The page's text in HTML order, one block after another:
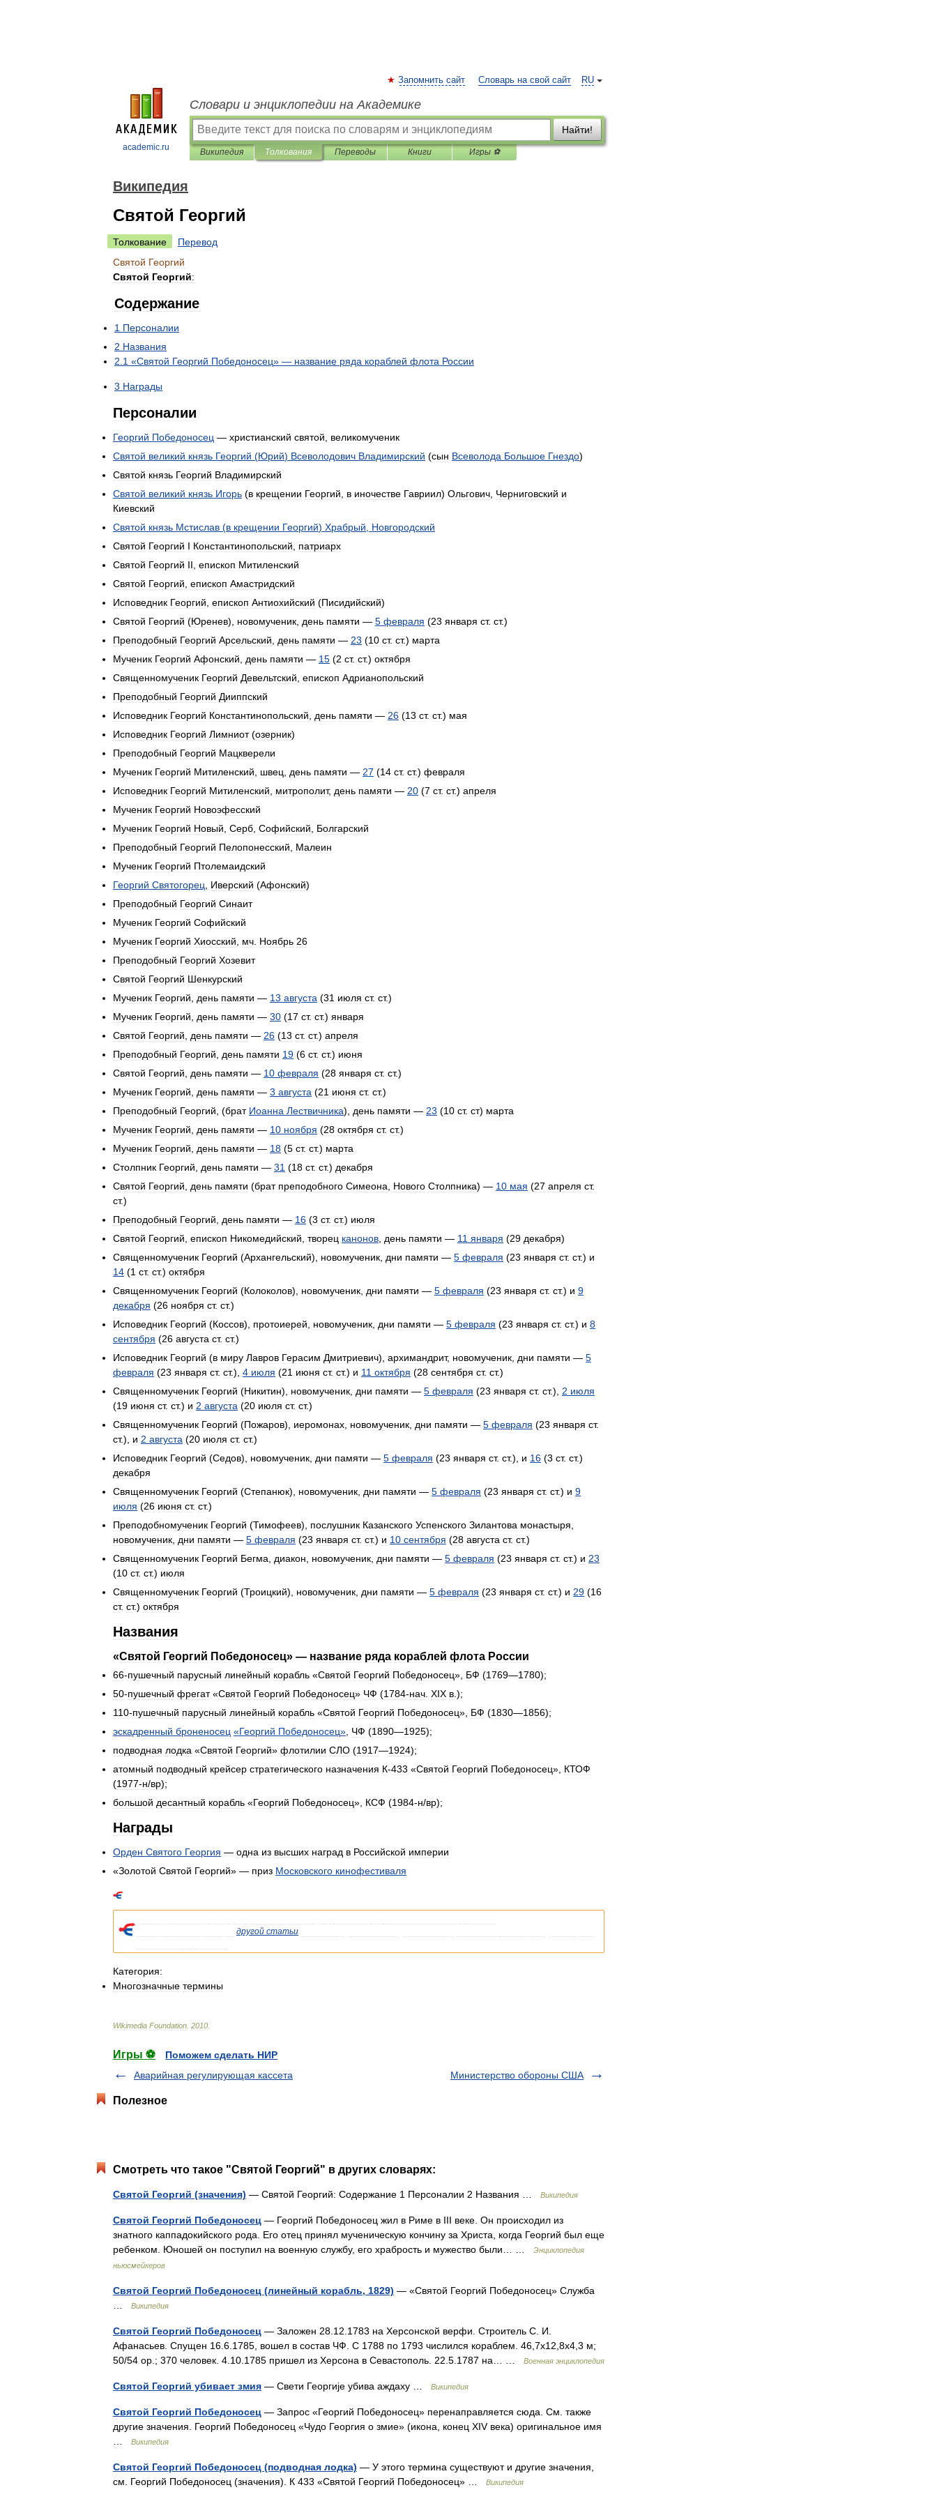
academic.ru
RU
Запомнить сайт Словарь на свой сайт
Словари и энциклопедии на Академике
Найти!
Википедия Толкования Переводы Книги Игры ⚽
Википедия
Святой Георгий
Толкование
Перевод
Святой Георгий
Святой Георгий:
Содержание
1 Персоналии
2 Названия
2 1 «Святой Георгий Победоносец» — название ряда кораблей флота России
3 Награды
Персоналии
Георгий Победоносец — христианский святой
великомученик
Святой великий князь Георгий (Юрий) Всеволодович Владимирский (сын Всеволода Большое Гнездо)
Святой князь Георгий Владимирский
Святой великий князь Игорь (в крещении Георгий в иночестве Гавриил) Ольгович Черниговский и
Киевский
Святой князь Мстислав (в крещении Георгий) Храбрый
Новгородский
Святой Георгий I Константинопольский
патриарх
Святой Георгий II епископ Митиленский
Святой Георгий епископ Амастридский
Исповедник Георгий епископ Антиохийский (Писидийский)
Святой Георгий (Юренев), новомученик день памяти — 5 февраля (23 января ст. ст.)
Преподобный Георгий Арсельский день памяти — 23 (10 ст. ст.) марта
Мученик Георгий Афонский день памяти — 15 (2 ст. ст.) октября
Священномученик Георгий Девельтский епископ Адрианопольский
Преподобный Георгий Дииппский
Исповедник Георгий Константинопольский день памяти — 26 (13 ст. ст.) мая
Исповедник Георгий Лимниот(озерник)
Преподобный Георгий Мацкверели
Мученик Георгий Митиленский швец день памяти — 27 (14 ст. ст.) февраля
Исповедник Георгий Митиленский митрополит, день памяти — 20 (7 ст. ст.) апреля
Мученик Георгий Новоэфесский
Мученик Георгий Новый Серб Софийский
Болгарский
Преподобный Георгий Пелопонесский
Малеин
Мученик Георгий Птолемаидский
Георгий Святогорец Иверский (Афонский)
Преподобный Георгий Синаит
Мученик Георгий Софийский
Мученик Георгий Хиосский мч Ноябрь 26
Преподобный Георгий Хозевит
Святой Георгий Шенкурский
Мученик Георгий день памяти — 13 августа (31 июля ст. ст.)
Мученик Георгий день памяти — 30 (17 ст. ст.) января
Святой Георгий день памяти — 26 (13 ст. ст.) апреля
Преподобный Георгий день памяти 19 (6 ст. ст.) июня
Святой Георгий день памяти — 10 февраля (28 января ст. ст.)
Мученик Георгий день памяти — 3 августа (21 июня ст. ст.)
Преподобный Георгий , (брат Иоанна Лествичника), день памяти — 23 (10 ст. ст) марта
Мученик Георгий день памяти — 10 ноября (28 октября ст. ст.)
Мученик Георгий день памяти — 18 (5 ст. ст.) марта
Столпник Георгий день памяти — 31 (18 ст. ст.) декабря
Святой Георгий день памяти (брат преподобного Симеона Нового Столпника) — 10 мая (27 апреля ст.
ст.)
Преподобный Георгий день памяти — 16 (3 ст. ст.) июля
Святой Георгий епископ Никомедийский творец канонов день памяти — 11 января (29 декабря)
Священномученик Георгий (Архангельский), новомученик дни памяти — 5 февраля (23 января ст. ст.) и
14 (1 ст. ст.) октября
Священномученик Георгий (Колоколов), новомученик дни памяти — 5 февраля (23 января ст. ст.) и 9
декабря (26 ноября ст. ст.)
Исповедник Георгий (Коссов), протоиерей новомученик дни памяти — 5 февраля (23 января ст. ст.) и 8
сентября (26 августа ст. ст.)
Исповедник Георгий (в миру Лавров Герасим Дмитриевич), архимандрит, новомученик дни памяти — 5
февраля (23 января ст. ст.), 4 июля (21 июня ст. ст.) и 11 октября (28 сентября ст. ст.)
Священномученик Георгий (Никитин), новомученик дни памяти — 5 февраля (23 января ст. ст.), 2 июля
(19 июня ст. ст.) и 2 августа (20 июля ст. ст.)
Священномученик Георгий (Пожаров), иеромонах новомученик дни памяти — 5 февраля (23 января ст.
ст.), и 2 августа (20 июля ст. ст.)
Исповедник Георгий (Седов), новомученик дни памяти — 5 февраля (23 января ст. ст.), и 16 (3 ст. ст.)
декабря
Священномученик Георгий (Степанюк), новомученик дни памяти — 5 февраля (23 января ст. ст.) и 9
июля (26 июня ст. ст.)
Преподобномученик Георгий (Тимофеев), послушник Казанского Успенского Зилантова монастыря
новомученик дни памяти — 5 февраля (23 января ст. ст.) и 10 сентября (28 августа ст. ст.)
Священномученик Георгий Бегма диакон новомученик дни памяти — 5 февраля (23 января ст. ст.) и 23
(10 ст. ст.) июля
Священномученик Георгий (Троицкий), новомученик дни памяти — 5 февраля (23 января ст. ст.) и 29 (16
ст. ст.) октября
Названия
«Святой Георгий Победоносец» — название ряда кораблей флота России
66-пушечный парусный линейный корабль «Святой Георгий Победоносец», БФ (1769—1780);
50-пушечный фрегат«Святой Георгий Победоносец» ЧФ (1784-нач XIX в .);
110-пушечный парусный линейный корабль «Святой Георгий Победоносец», БФ (1830—1856);
эскадренный броненосец «Георгий Победоносец» ЧФ (1890—1925);
подводная лодка «Святой Георгий» флотилии СЛО (1917—1924);
атомный подводный крейсер стратегического назначения К-433 «Святой Георгий Победоносец», КТОФ
(1977-н/вр);
большой десантный корабль «Георгий Победоносец», КСФ (1984-н/вр);
Награды
Орден Святого Георгия — одна из высших наград в Российской империи
«Золотой Святой Георгий» — приз Московского кинофестиваля
другой статьи
Категория:
Многозначные термины
Wikimedia Foundation 2010
Игры ⚽
Поможем сделать НИР
Аварийная регулирующая кассета
Министерство обороны США
Полезное
Смотреть что такое "Святой Георгий" в других словарях:
Святой Георгий (значения) — Святой Георгий: Содержание 1 Персоналии 2 Названия … Википедия
Святой Георгий Победоносец — Георгий Победоносец жил в Риме в III веке. Он происходил из
знатного каппадокийского рода. Его отец принял мученическую кончину за Христа, когда Георгий был еще
ребенком. Юношей он поступил на военную службу, его храбрость и мужество были… …
Энциклопедия
ньюсмейкеров
Святой Георгий Победоносец (линейный корабль, 1829) — «Святой Георгий Победоносец» Служба
Википедия
Святой Георгий Победоносец — Заложен 28.12.1783 на Херсонской верфи. Строитель С. И.
Афанасьев. Спущен 16.6.1785, вошел в состав ЧФ. С 1788 по 1793 числился кораблем. 46,7x12,8x4,3 м;
50/54 ор.; 370 человек. 4.10.1785 пришел из Херсона в Севастополь. 22.5.1787 на… …
Военная энциклопедия
Святой Георгий убивает змия — Свети Георгије убива аждаху … Википедия
Святой Георгий Победоносец — Запрос «Георгий Победоносец» перенаправляется сюда. Cм. также
другие значения. Георгий Победоносец «Чудо Георгия о змие» (икона, конец XIV века) оригинальное имя
Википедия
Святой Георгий Победоносец (подводная лодка) — У этого термина существуют и другие значения,
см. Георгий Победоносец (значения). К 433 «Святой Георгий Победоносец» …
Википедия